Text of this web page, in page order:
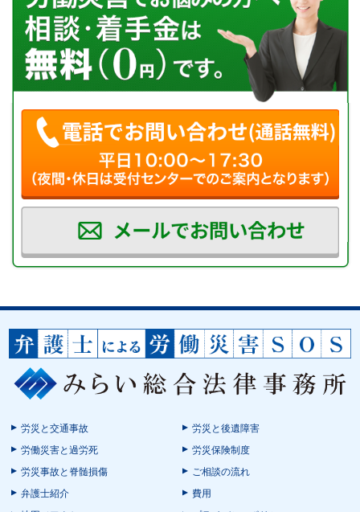
労災と交通事故
労災と後遺障害
労働災害と過労死
労災保険制度
労災事故と脊髄損傷
ご相談の流れ
弁護士紹介
費用